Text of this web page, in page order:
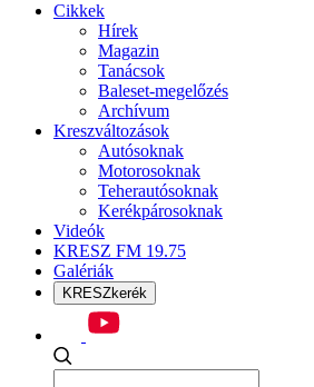
Cikkek
Hírek
Magazin
Tanácsok
Baleset-megelőzés
Archívum
Kreszváltozások
Autósoknak
Motorosoknak
Teherautósoknak
Kerékpárosoknak
Videók
KRESZ FM 19.75
Galériák
KRESZkerék